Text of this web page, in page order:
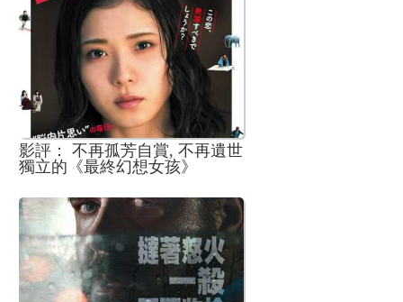
影評： 不再孤芳自賞, 不再遺世
獨立的《最終幻想女孩》